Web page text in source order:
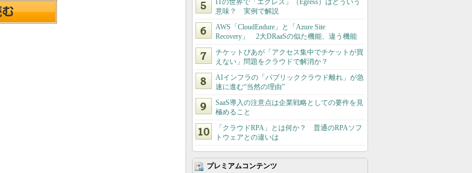
ITの世界で「エグレス」（Egress）はどういう
意味？ 実例で解説
AWS「CloudEndure」と「Azure Site
Recovery」 2大DRaaSの似た機能、違う機能
チケットぴあが「アクセス集中でチケットが買
えない」問題をクラウドで解消か？
AIインフラの「パブリッククラウド離れ」が急
速に進む“当然の理由”
SaaS導入の注意点は企業戦略としての要件を見
極めること
「クラウドRPA」とは何か？ 普通のRPAソフ
トウェアとの違いは
プレミアムコンテンツ